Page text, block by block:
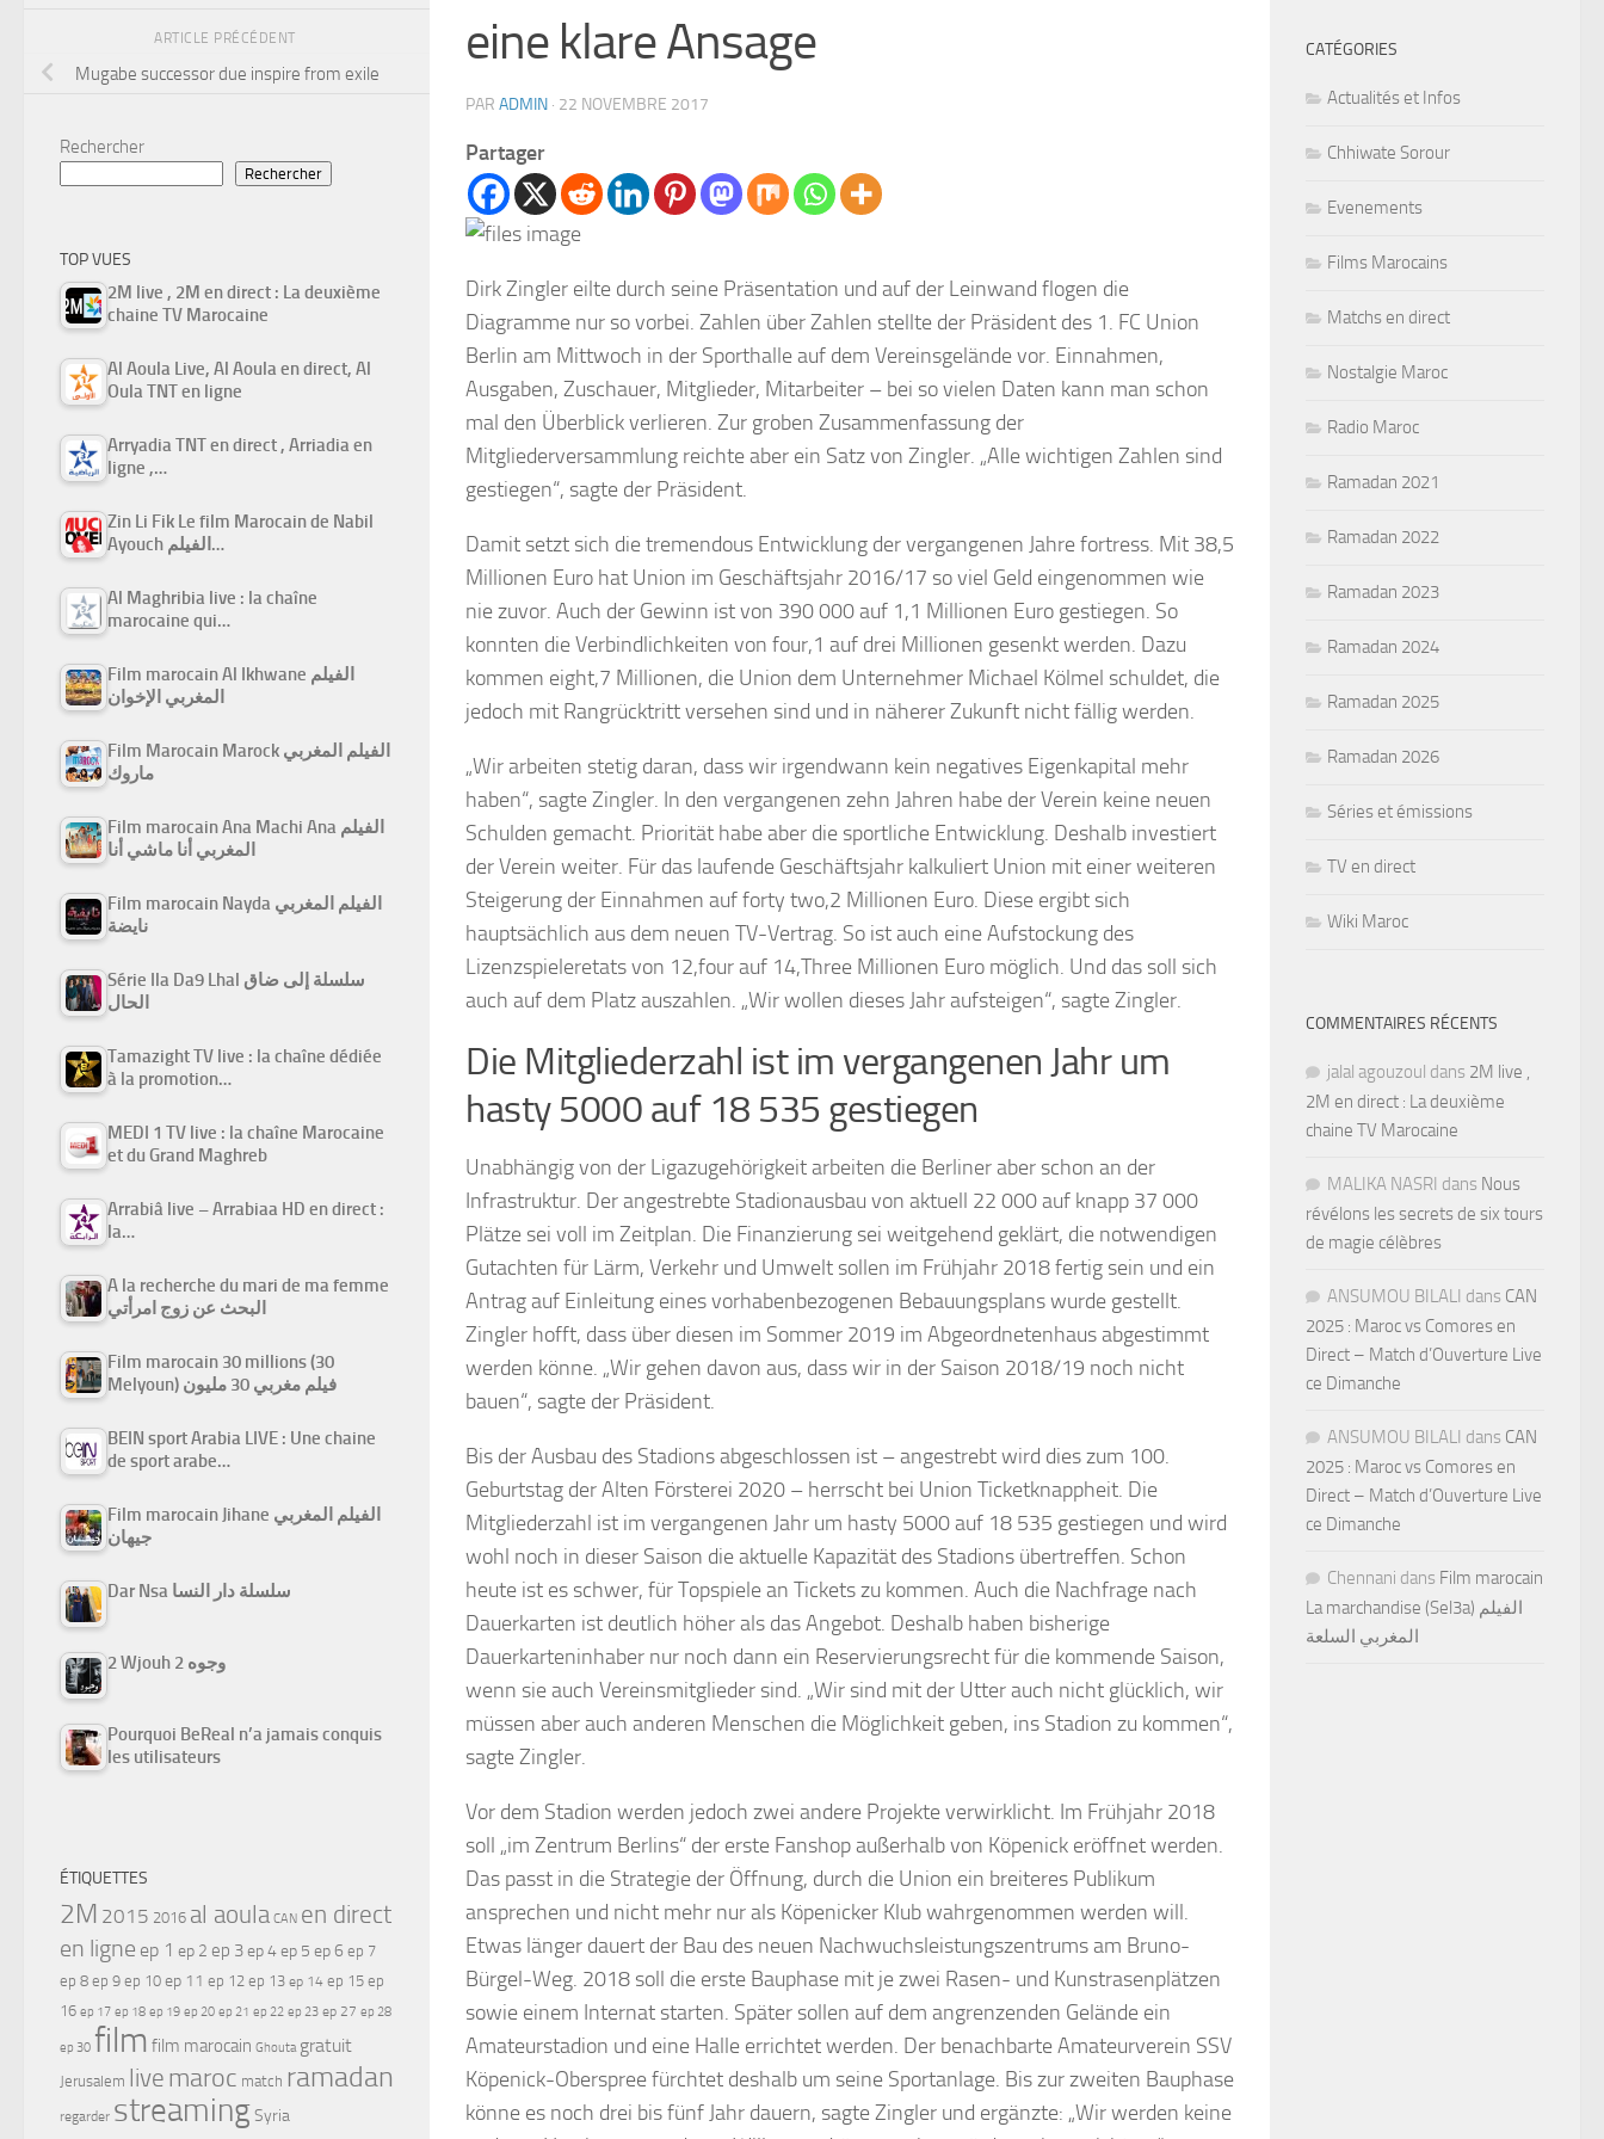
eine klare Ansage
PAR ADMIN · 22 NOVEMBRE 2017
Partager
Dirk Zingler eilte durch seine Präsentation und auf der Leinwand flogen die
Diagramme nur so vorbei. Zahlen über Zahlen stellte der Präsident des 1. FC Union
Berlin am Mittwoch in der Sporthalle auf dem Vereinsgelände vor. Einnahmen,
Ausgaben, Zuschauer, Mitglieder, Mitarbeiter – bei so vielen Daten kann man schon
mal den Überblick verlieren. Zur groben Zusammenfassung der
Mitgliederversammlung reichte aber ein Satz von Zingler. „Alle wichtigen Zahlen sind
gestiegen“, sagte der Präsident.
Damit setzt sich die tremendous Entwicklung der vergangenen Jahre fortress. Mit 38,5
Millionen Euro hat Union im Geschäftsjahr 2016/17 so viel Geld eingenommen wie
nie zuvor. Auch der Gewinn ist von 390 000 auf 1,1 Millionen Euro gestiegen. So
konnten die Verbindlichkeiten von four,1 auf drei Millionen gesenkt werden. Dazu
kommen eight,7 Millionen, die Union dem Unternehmer Michael Kölmel schuldet, die
jedoch mit Rangrücktritt versehen sind und in näherer Zukunft nicht fällig werden.
„Wir arbeiten stetig daran, dass wir irgendwann kein negatives Eigenkapital mehr
haben“, sagte Zingler. In den vergangenen zehn Jahren habe der Verein keine neuen
Schulden gemacht. Priorität habe aber die sportliche Entwicklung. Deshalb investiert
der Verein weiter. Für das laufende Geschäftsjahr kalkuliert Union mit einer weiteren
Steigerung der Einnahmen auf forty two,2 Millionen Euro. Diese ergibt sich
hauptsächlich aus dem neuen TV-Vertrag. So ist auch eine Aufstockung des
Lizenzspieleretats von 12,four auf 14,Three Millionen Euro möglich. Und das soll sich
auch auf dem Platz auszahlen. „Wir wollen dieses Jahr aufsteigen“, sagte Zingler.
Die Mitgliederzahl ist im vergangenen Jahr um
hasty 5000 auf 18 535 gestiegen
Unabhängig von der Ligazugehörigkeit arbeiten die Berliner aber schon an der
Infrastruktur. Der angestrebte Stadionausbau von aktuell 22 000 auf knapp 37 000
Plätze sei voll im Zeitplan. Die Finanzierung sei weitgehend geklärt, die notwendigen
Gutachten für Lärm, Verkehr und Umwelt sollen im Frühjahr 2018 fertig sein und ein
Antrag auf Einleitung eines vorhabenbezogenen Bebauungsplans wurde gestellt.
Zingler hofft, dass über diesen im Sommer 2019 im Abgeordnetenhaus abgestimmt
werden könne. „Wir gehen davon aus, dass wir in der Saison 2018/19 noch nicht
bauen“, sagte der Präsident.
Bis der Ausbau des Stadions abgeschlossen ist – angestrebt wird dies zum 100.
Geburtstag der Alten Försterei 2020 – herrscht bei Union Ticketknappheit. Die
Mitgliederzahl ist im vergangenen Jahr um hasty 5000 auf 18 535 gestiegen und wird
wohl noch in dieser Saison die aktuelle Kapazität des Stadions übertreffen. Schon
heute ist es schwer, für Topspiele an Tickets zu kommen. Auch die Nachfrage nach
Dauerkarten ist deutlich höher als das Angebot. Deshalb haben bisherige
Dauerkarteninhaber nur noch dann ein Reservierungsrecht für die kommende Saison,
wenn sie auch Vereinsmitglieder sind. „Wir sind mit der Utter auch nicht glücklich, wir
müssen aber auch anderen Menschen die Möglichkeit geben, ins Stadion zu kommen“,
sagte Zingler.
Vor dem Stadion werden jedoch zwei andere Projekte verwirklicht. Im Frühjahr 2018
soll „im Zentrum Berlins“ der erste Fanshop außerhalb von Köpenick eröffnet werden.
Das passt in die Strategie der Öffnung, durch die Union ein breiteres Publikum
ansprechen und nicht mehr nur als Köpenicker Klub wahrgenommen werden will.
Etwas länger dauert der Bau des neuen Nachwuchsleistungszentrums am Bruno-
Bürgel-Weg. 2018 soll die erste Bauphase mit je zwei Rasen- und Kunstrasenplätzen
sowie einem Internat starten. Später sollen auf dem angrenzenden Gelände ein
Amateurstadion und eine Halle errichtet werden. Der benachbarte Amateurverein SSV
Köpenick-Oberspree fürchtet deshalb um seine Sportanlage. Bis zur zweiten Bauphase
könne es noch drei bis fünf Jahr dauern, sagte Zingler und ergänzte: „Wir werden keine
ARTICLE PRÉCÉDENT
Mugabe successor due inspire from exile
Rechercher
Rechercher
TOP VUES
2M live , 2M en direct : La deuxième
chaine TV Marocaine
Al Aoula Live, Al Aoula en direct, Al
Oula TNT en ligne
Arryadia TNT en direct , Arriadia en
ligne ,…
Zin Li Fik Le film Marocain de Nabil
Ayouch الفيلم…
Al Maghribia live : la chaîne
marocaine qui…
Film marocain Al Ikhwane الفيلم
المغربي الإخوان
Film Marocain Marock الفيلم المغربي
ماروك
Film marocain Ana Machi Ana الفيلم
المغربي أنا ماشي أنا
Film marocain Nayda الفيلم المغربي
نايضة
Série Ila Da9 Lhal سلسلة إلى ضاق
الحال
Tamazight TV live : la chaîne dédiée
à la promotion…
MEDI 1 TV live : la chaîne Marocaine
et du Grand Maghreb
Arrabiâ live – Arrabiaa HD en direct :
la…
A la recherche du mari de ma femme
البحث عن زوج امرأتي
Film marocain 30 millions (30
Melyoun) فيلم مغربي 30 مليون
BEIN sport Arabia LIVE : Une chaine
de sport arabe…
Film marocain Jihane الفيلم المغربي
جيهان
Dar Nsa سلسلة دار النسا
2 Wjouh 2 وجوه
Pourquoi BeReal n’a jamais conquis
les utilisateurs
ÉTIQUETTES
2M 2015 2016 al aoula CAN en direct
en ligne ep 1 ep 2 ep 3ep 4ep 5 ep 6 ep 7
ep 8 ep 9 ep 10 ep 11 ep 12 ep 13 ep 14 ep 15 ep
16 ep 17 ep 18 ep 19 ep 20 ep 21 ep 22 ep 23 ep 27 ep 28
ep 30 film film marocain Ghouta gratuit
Jerusalem live maroc match ramadan
regarder streamingSyria
CATÉGORIES
Actualités et Infos
Chhiwate Sorour
Evenements
Films Marocains
Matchs en direct
Nostalgie Maroc
Radio Maroc
Ramadan 2021
Ramadan 2022
Ramadan 2023
Ramadan 2024
Ramadan 2025
Ramadan 2026
Séries et émissions
TV en direct
Wiki Maroc
COMMENTAIRES RÉCENTS
jalal agouzoul dans 2M live ,
2M en direct : La deuxième
chaine TV Marocaine
MALIKA NASRI dans Nous
révélons les secrets de six tours
de magie célèbres
ANSUMOU BILALI dans CAN
2025 : Maroc vs Comores en
Direct – Match d’Ouverture Live
ce Dimanche
ANSUMOU BILALI dans CAN
2025 : Maroc vs Comores en
Direct – Match d’Ouverture Live
ce Dimanche
Chennani dans Film marocain
La marchandise (Sel3a) الفيلم
المغربي السلعة